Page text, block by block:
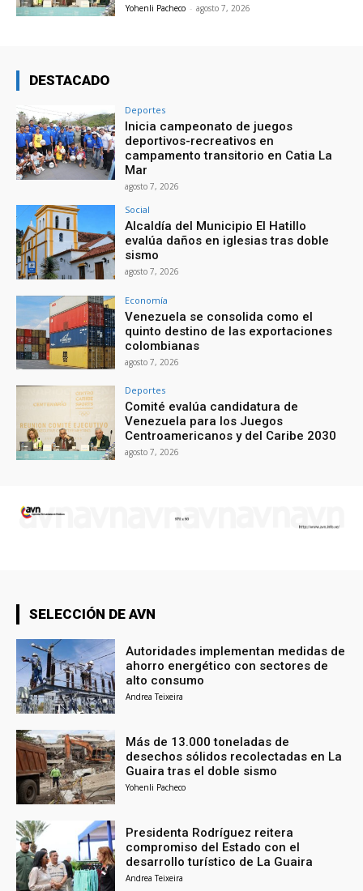
Yohenli Pacheco - agosto 7, 2026
DESTACADO
Deportes
Inicia campeonato de juegos
deportivos-recreativos en
campamento transitorio en Catia La
Mar
agosto 7, 2026
Social
Alcaldía del Municipio El Hatillo
evalúa daños en iglesias tras doble
sismo
agosto 7, 2026
Economía
Venezuela se consolida como el
quinto destino de las exportaciones
colombianas
agosto 7, 2026
Deportes
Comité evalúa candidatura de
Venezuela para los Juegos
Centroamericanos y del Caribe 2030
agosto 7, 2026
SELECCIÓN DE AVN
Autoridades implementan medidas de
ahorro energético con sectores de
alto consumo
Andrea Teixeira
Más de 13.000 toneladas de
desechos sólidos recolectadas en La
Guaira tras el doble sismo
Yohenli Pacheco
Presidenta Rodríguez reitera
compromiso del Estado con el
desarrollo turístico de La Guaira
Andrea Teixeira